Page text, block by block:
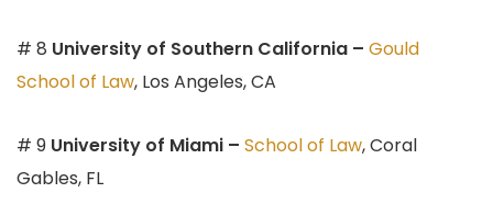
# 8 University of Southern California – Gould
School of Law, Los Angeles, CA
# 9 University of Miami – School of Law, Coral
Gables, FL